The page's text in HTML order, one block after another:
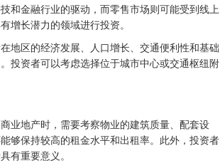
和金融行业的驱动，而零售市场则可能受到线上
增长潜力的领域进行投资。
地区的经济发展、人口增长、交通便利性和基础
投资者可以考虑选择位于城市中心或交通枢纽附
业地产时，需要考察物业的建筑质量、配套设
够保持较高的租金水平和出租率。此外，投资者
有重要意义。